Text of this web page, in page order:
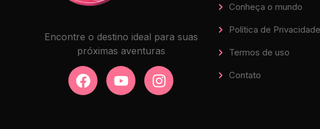
Encontre o destino ideal para suas
próximas aventuras
Conheça o mundo
Política de Privacidade
Termos de uso
Contato